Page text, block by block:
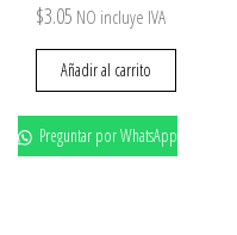
$3.05 NO incluye IVA
Añadir al carrito
Preguntar por WhatsApp